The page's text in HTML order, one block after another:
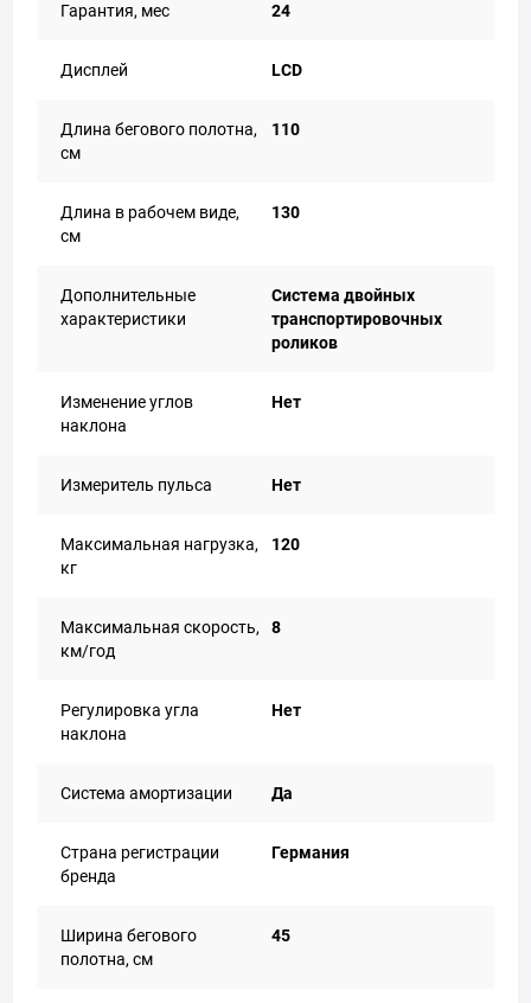
Гарантия, мес 24
Дисплей LCD
Длина бегового полотна,
см
110
Длина в рабочем виде,
см
130
Дополнительные
характеристики
Система двойных
транспортировочных
роликов
Изменение углов
наклона
Нет
Измеритель пульса Нет
Максимальная нагрузка,
кг
120
Максимальная скорость,
км/год
8
Регулировка угла
наклона
Нет
Система амортизации Да
Страна регистрации
бренда
Германия
Ширина бегового
полотна, см
45